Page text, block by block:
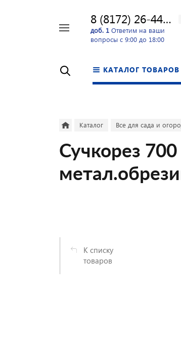
8 (8172) 26-44-24
доб. 1 Ответим на ваши
вопросы с 9:00 до 18:00
КАТАЛОГ ТОВАРОВ
Каталог Все для сада и
Сучкорез
К списку
товаров